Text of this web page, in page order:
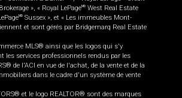
», « Royal LePageMD West Real Estate
MD Sussex », et « Les immeubles Mont-
et sont gérés par Bridgemarq Real Estate
MLS® ainsi que les logos qui s'y
les services professionnels rendus par les
de l'ACI en vue de l'achat, de la vente et de la
dans le cadre d'un système de vente
et le logo REALTOR® sont des marques